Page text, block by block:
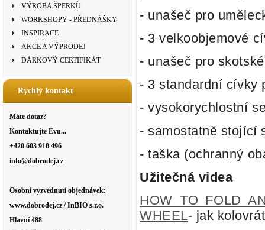
VÝROBA ŠPERKŮ
WORKSHOPY - PŘEDNÁŠKY
INSPIRACE
AKCE A VÝPRODEJ
DÁRKOVÝ CERTIFIKÁT
Rychlý kontakt
Máte dotaz?
Kontaktujte Evu...
+420 603 910 496
info@dobrodej.cz
Osobní vyzvednutí objednávek:
www.dobrodej.cz / InBIO s.r.o.
Hlavní 488
- unašeč pro
- 3 velkoobjemové
- unašeč pro
- 3 standardní cívky
- vysokorychlostní
- samostatně stojící
- taška (ochranný
Užitečná videa
HOW TO FOLD
WHEEL- jak